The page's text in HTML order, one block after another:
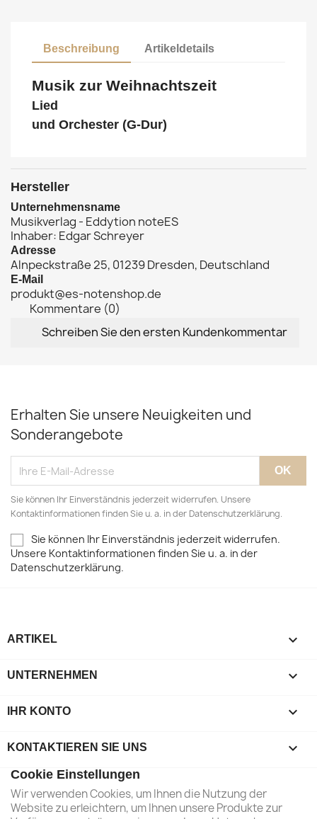
Beschreibung Artikeldetails
Musik zur Weihnachtszeit
Lied
und Orchester (G-Dur)
Hersteller
Unternehmensname
Musikverlag - Eddytion noteES
Inhaber: Edgar Schreyer
Adresse
Alnpeckstraße 25, 01239 Dresden, Deutschland
E-Mail
produkt@es-notenshop.de
Kommentare (0)
Schreiben Sie den ersten Kundenkommentar
Erhalten Sie unsere Neuigkeiten und
Sonderangebote
Sie können Ihr Einverständnis jederzeit widerrufen. Unsere
Kontaktinformationen finden Sie u. a. in der Datenschutzerklärung.
Sie können Ihr Einverständnis jederzeit widerrufen.
Unsere Kontaktinformationen finden Sie u. a. in der
Datenschutzerklärung.
ARTIKEL 
UNTERNEHMEN 
IHR KONTO 
KONTAKTIEREN SIE UNS keyboard_arrow_down
Cookie Einstellungen
Wir verwenden Cookies, um Ihnen die Nutzung der
Website zu erleichtern, um Ihnen unsere Produkte zur